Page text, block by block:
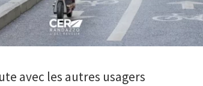
avec les autres usagers